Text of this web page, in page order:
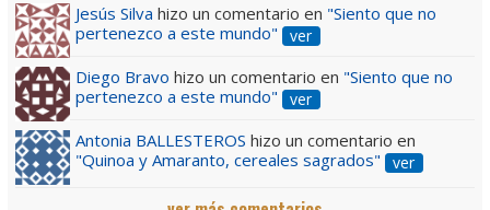
Jesús Silva hizo un comentario en "Siento que no
pertenezco a este mundo"
ver
Diego Bravo hizo un comentario en "Siento que no
pertenezco a este mundo"
ver
Antonia BALLESTEROS hizo un comentario en
"Quinoa y Amaranto, cereales sagrados"
ver